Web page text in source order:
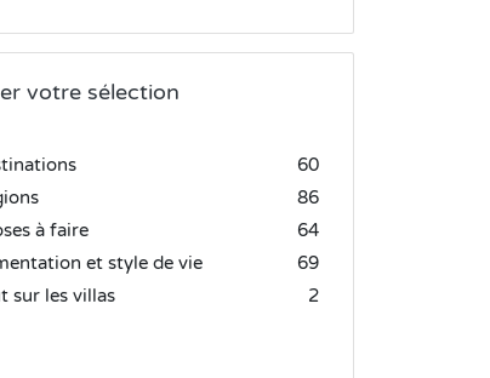
votre sélection
60
86
à faire
64
et style de vie
69
sur les villas
2